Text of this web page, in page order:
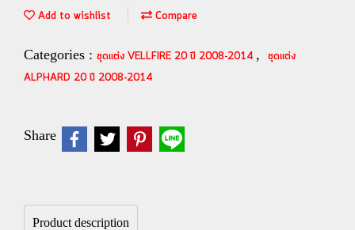
Add to wishlist Compare
Categories : ชุดแต่ง VELLFIRE 20 ปี 2008-2014 , ชุดแต่ง
ALPHARD 20 ปี 2008-2014
Share
Product description